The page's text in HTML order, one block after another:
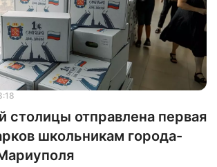
столицы отправлена первая
школьникам города-